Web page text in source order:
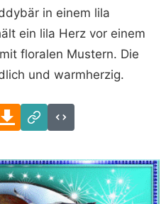
in einem lila
ein lila Herz vor einem
floralen Mustern. Die
und warmherzig.
WhatsAppDownload
Link
Code